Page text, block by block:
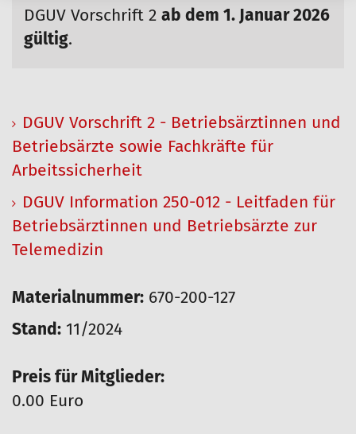
DGUV Vorschrift 2 ab dem 1. Januar 2026
gültig.
DGUV Vorschrift 2 - Betriebsärztinnen und
Betriebsärzte sowie Fachkräfte für
Arbeitssicherheit
DGUV Information 250-012 - Leitfaden für
Betriebsärztinnen und Betriebsärzte zur
Telemedizin
Materialnummer: 670-200-127
Stand: 11/2024
Preis für Mitglieder:
0.00 Euro